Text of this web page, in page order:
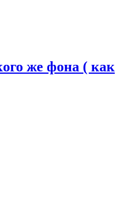
же фона ( как